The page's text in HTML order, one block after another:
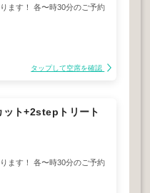
ます！ 各〜時30分のご予約
タップして空席を確認
ット+2stepトリート
ます！ 各〜時30分のご予約